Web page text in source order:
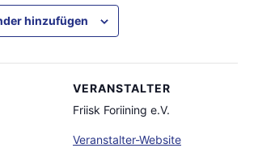
hinzufügen
VERANSTALTER
Friisk Foriining e.V.
Veranstalter-Website